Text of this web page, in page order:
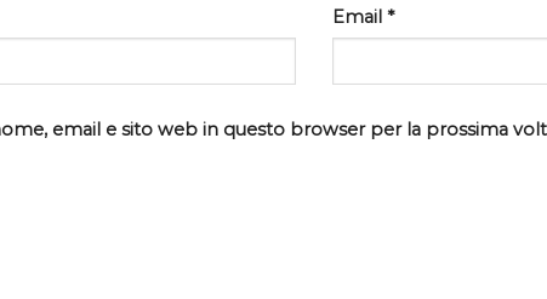
Email *
email e sito web in questo browser per la prossima